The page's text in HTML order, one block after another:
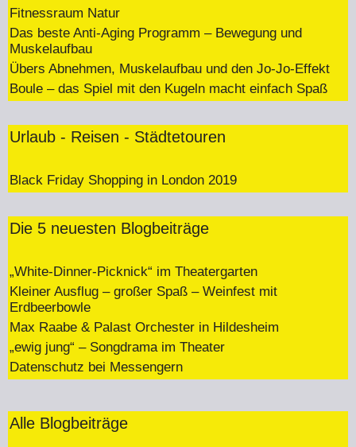
Fitnessraum Natur
Das beste Anti-Aging Programm – Bewegung und
Muskelaufbau
Übers Abnehmen, Muskelaufbau und den Jo-Jo-Effekt
Boule – das Spiel mit den Kugeln macht einfach Spaß
Urlaub - Reisen - Städtetouren
Black Friday Shopping in London 2019
Die 5 neuesten Blogbeiträge
„White-Dinner-Picknick“ im Theatergarten
Kleiner Ausflug – großer Spaß – Weinfest mit
Erdbeerbowle
Max Raabe & Palast Orchester in Hildesheim
„ewig jung“ – Songdrama im Theater
Datenschutz bei Messengern
Alle Blogbeiträge